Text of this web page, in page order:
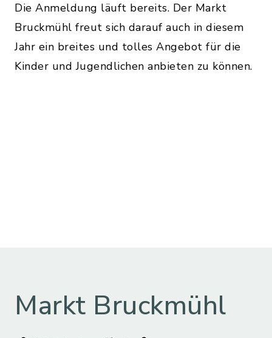
Die Anmeldung läuft bereits. Der Markt
Bruckmühl freut sich darauf auch in diesem
Jahr ein breites und tolles Angebot für die
Kinder und Jugendlichen anbieten zu können.
Markt Bruckmühl